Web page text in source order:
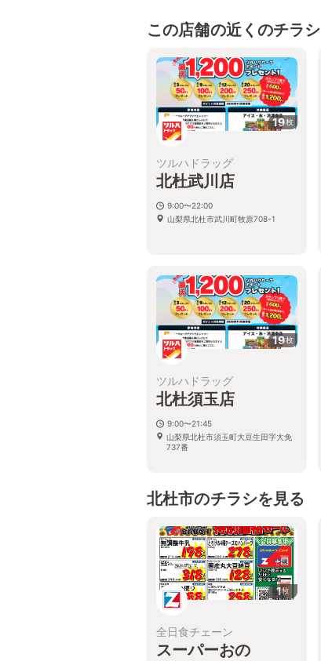
この店舗の近くのチラシ
19枚
ツルハドラッグ
北杜武川店
9:00〜22:00
山梨県北杜市武川町牧原708-1
19枚
ツルハドラッグ
北杜須玉店
9:00〜21:45
山梨県北杜市須玉町大豆生田字大免
737番
北杜市のチラシを見る
1枚
全日食チェーン
スーパーおの